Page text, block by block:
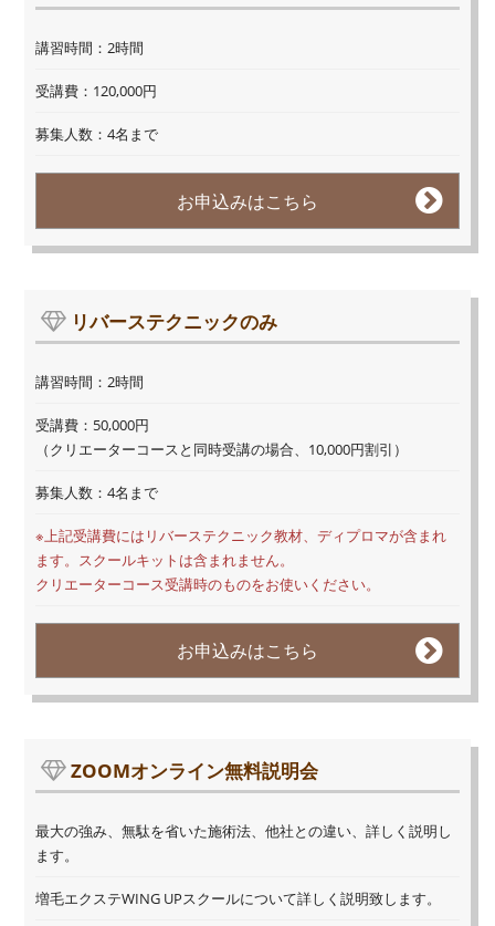
講習時間：2時間
受講費：120,000円
募集人数：4名まで
お申込みはこちら
リバーステクニックのみ
講習時間：2時間
受講費：50,000円
（クリエーターコースと同時受講の場合、10,000円割引）
募集人数：4名まで
※上記受講費にはリバーステクニック教材、ディプロマが含まれ
ます。スクールキットは含まれません。
クリエーターコース受講時のものをお使いください。
お申込みはこちら
ZOOMオンライン無料説明会
最大の強み、無駄を省いた施術法、他社との違い、詳しく説明し
ます。
増毛エクステWING UPスクールについて詳しく説明致します。